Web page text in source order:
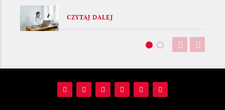
CZYTAJ DALEJ